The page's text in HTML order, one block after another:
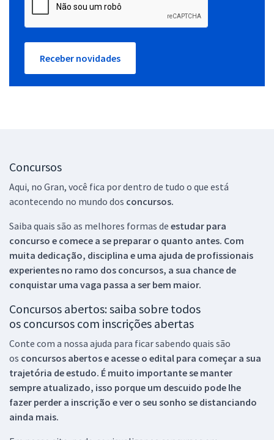
Receber novidades
Concursos
Aqui, no Gran, você fica por dentro de tudo o que está
acontecendo no mundo dos concursos.
Saiba quais são as melhores formas de estudar para
concurso e comece a se preparar o quanto antes. Com
muita dedicação, disciplina e uma ajuda de profissionais
experientes no ramo dos concursos, a sua chance de
conquistar uma vaga passa a ser bem maior.
Concursos abertos: saiba sobre todos
os concursos com inscrições abertas
Conte com a nossa ajuda para ficar sabendo quais são
os concursos abertos e acesse o edital para começar a sua
trajetória de estudo. É muito importante se manter
sempre atualizado, isso porque um descuido pode lhe
fazer perder a inscrição e ver o seu sonho se distanciando
ainda mais.